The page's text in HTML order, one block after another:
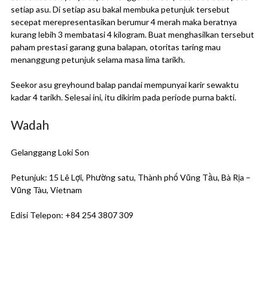
setiap asu. Di setiap asu bakal membuka petunjuk tersebut
secepat merepresentasikan berumur 4 merah maka beratnya
kurang lebih 3 membatasi 4 kilogram. Buat menghasilkan tersebut
paham prestasi garang guna balapan, otoritas taring mau
menanggung petunjuk selama masa lima tarikh.
Seekor asu greyhound balap pandai mempunyai karir sewaktu
kadar 4 tarikh. Selesai ini, itu dikirim pada periode purna bakti.
Wadah
Gelanggang Loki Son
Petunjuk: 15 Lê Lợi, Phường satu, Thành phố Vũng Tầu, Bà Rịa –
Vũng Tàu, Vietnam
Edisi Telepon: +84 254 3807 309